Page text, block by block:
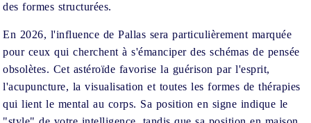
des formes structurées.
En 2026, l'influence de Pallas sera particulièrement marquée
pour ceux qui cherchent à s'émanciper des schémas de pensée
obsolètes. Cet astéroïde favorise la guérison par l'esprit,
l'acupuncture, la visualisation et toutes les formes de thérapies
qui lient le mental au corps. Sa position en signe indique le